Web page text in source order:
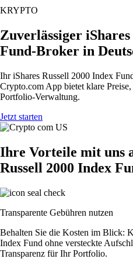
KRYPTO
Zuverlässiger
Fund-Broker in
Ihr iShares Russell 2000 Index
Crypto.com App bietet klare
Portfolio-Verwaltung.
Jetzt starten
Ihre Vorteile mit uns
Russell 2000 Index
Transparente Gebühren nutzen
Behalten Sie die Kosten im Blick:
Index Fund ohne versteckte
Transparenz für Ihr Portfolio.